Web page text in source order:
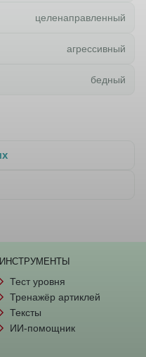
целенаправленный
агрессивный
бедный
ИНСТРУМЕНТЫ
Тест уровня
Тренажёр артиклей
Тексты
ИИ-помощник